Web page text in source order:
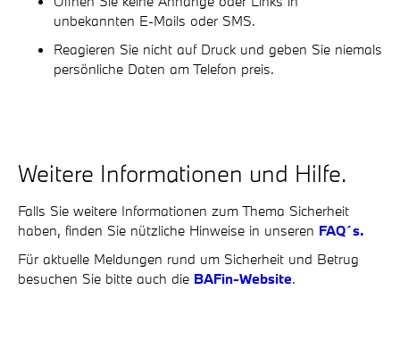
unbekannten E-Mails oder SMS.
Reagieren Sie nicht auf Druck und geben Sie niemals
persönliche Daten am Telefon preis.
Weitere Informationen und Hilfe.
Falls Sie weitere Informationen zum Thema Sicherheit
haben, finden Sie nützliche Hinweise in unseren FAQ´s.
Für aktuelle Meldungen rund um Sicherheit und Betrug
besuchen Sie bitte auch die BAFin-Website.